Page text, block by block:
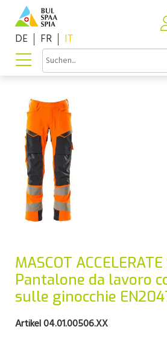
DE FR IT
MASCOT
Pantalone da lavoro
sulle ginocchie
Artikel 04.01.00506.XX